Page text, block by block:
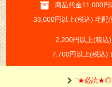
商品代金11,000
33,000円以上(税込) 宅配
2,200円以上(税込
7,700円以上(税込)
"★必読★◎